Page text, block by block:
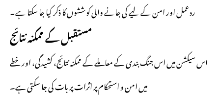
ردعمل اور امن کے لیے کی جانے والی کوششوں کا ذکر کیا جا سکتا ہے۔
مستقبل کے ممکنہ نتائج
اس سیکشن میں اس جنگ بندی کے معاملے کے ممکنہ نتائج، کشیدگی، اور خطے
میں امن و استحکام پر اثرات پر بات کی جا سکتی ہے۔